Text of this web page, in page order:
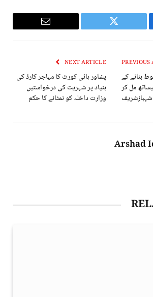
Twitter
Email
بنانے کے
مل کر
NEXT ARTICLE
پشاور ہائی کورٹ کا مہاجر کارڈ کی
بنیاد پر شہریت کی درخواستیں
وزارت داخلہ کو نمٹانے کا حکم
Arshad